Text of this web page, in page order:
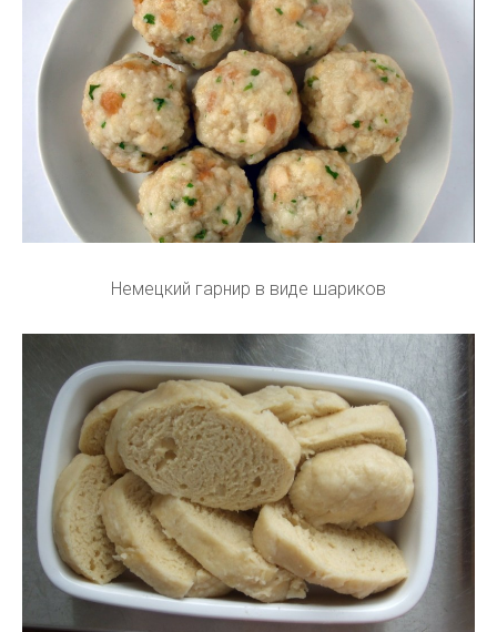
Немецкий гарнир в виде шариков